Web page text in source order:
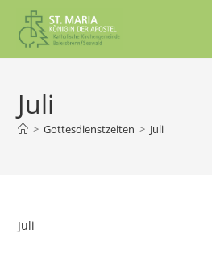
Juli
> Gottesdienstzeiten > Juli
Juli